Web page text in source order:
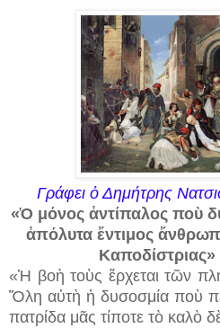
Γράφει ὁ Δημήτρης
«Ὁ μόνος ἀντίπαλος ποὺ
ἀπόλυτα ἔντιμος
Καποδίστριας»
«Ἡ βοὴ τοὺς ἔρχεται τῶν
Ὅλη αὐτὴ ἡ δυσοσμία ποὺ
πατρίδα μᾶς τίποτε τὸ καλὸ